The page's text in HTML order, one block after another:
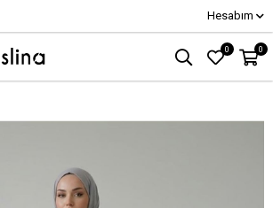
Hesabım
0 0